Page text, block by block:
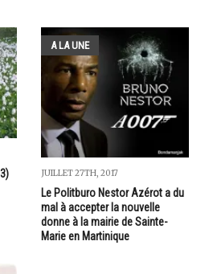
A LA UNE
JUILLET 27TH, 2017
Le Politburo Nestor Azérot a du
mal à accepter la nouvelle
donne à la mairie de Sainte-
Marie en Martinique